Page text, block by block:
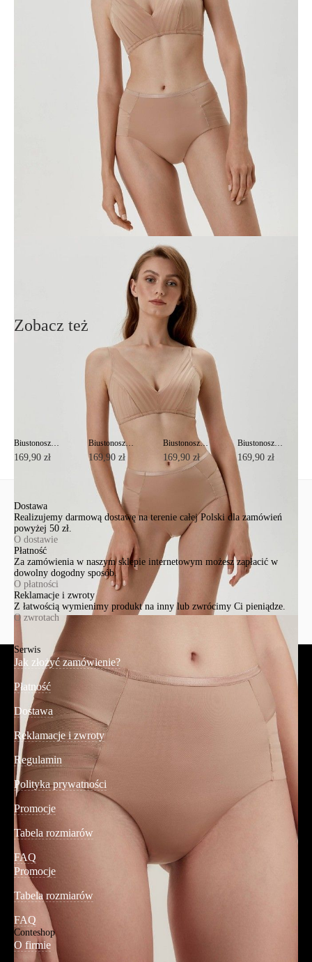
• przednia część podszyta,
• dolna krawędź koronki bez obróbki,
• niewidoczne pod ubraniem,
• zmysłowe i bardzo wygodne.
1009020780010010
poliamid 77%; elastan 23%; podszewka klinowa - 100% bawełna
Podmiot odpowiedzialny
EuroTrade Tex Sp z o.o.
Ten produkt nie ma pytań Możesz zadać pytanie, klikając przycisk
Zobacz też
Biustonosz SPORT GLAM RB8044
169,90 zł
Biustonosz SPORT GLAM RB8044
169,90 zł
Biustonosz SPORT GLAM RB8044
169,90 zł
Biustonosz SPORT GLAM RB8044
169,90 zł
Dostawa
Realizujemy darmową dostawę na terenie całej Polski dla zamówień
powyżej 50 zł.
O dostawie
Płatność
Za zamówienia w naszym sklepie internetowym możesz zapłacić w
dowolny dogodny sposób.
O płatności
Reklamacje i zwroty
Z łatwością wymienimy produkt na inny lub zwrócimy Ci pieniądze.
O zwrotach
Serwis
Jak złożyć zamówienie?
Płatność
Dostawa
Reklamacje i zwroty
Regulamin
Polityka prywatności
Promocje
Tabela rozmiarów
FAQ
Promocje
Tabela rozmiarów
FAQ
Conteshop
O firmie